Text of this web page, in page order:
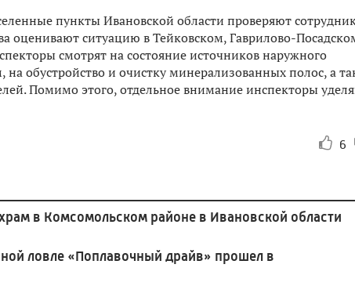
пункты Ивановской области проверяют
оценивают ситуацию в Тейковском, Гаврилово-
смотрят на состояние источников наружного
обустройство и очистку минерализованных полос, а
Помимо этого, отдельное внимание инспекторы
6
в Комсомольском районе в Ивановской области
ловле «Поплавочный драйв» прошел в